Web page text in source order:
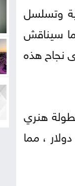
وتسلسل
سيناقش
نجاح هذه
هنري
أن ميزانية إنتاج الفيلم بلغت نحو 70 مليون دولار ، مما